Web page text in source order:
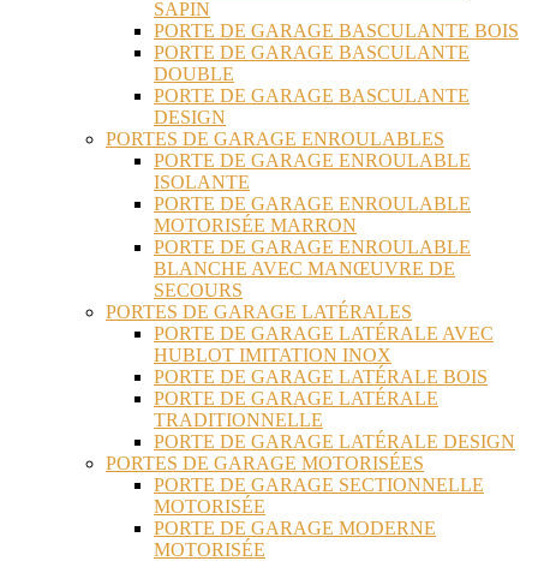
SAPIN
PORTE DE GARAGE BASCULANTE BOIS
PORTE DE GARAGE BASCULANTE
DOUBLE
PORTE DE GARAGE BASCULANTE
DESIGN
PORTES DE GARAGE ENROULABLES
PORTE DE GARAGE ENROULABLE
ISOLANTE
PORTE DE GARAGE ENROULABLE
MOTORISÉE MARRON
PORTE DE GARAGE ENROULABLE
BLANCHE AVEC MANŒUVRE DE
SECOURS
PORTES DE GARAGE LATÉRALES
PORTE DE GARAGE LATÉRALE AVEC
HUBLOT IMITATION INOX
PORTE DE GARAGE LATÉRALE BOIS
PORTE DE GARAGE LATÉRALE
TRADITIONNELLE
PORTE DE GARAGE LATÉRALE DESIGN
PORTES DE GARAGE MOTORISÉES
PORTE DE GARAGE SECTIONNELLE
MOTORISÉE
PORTE DE GARAGE MODERNE
MOTORISÉE